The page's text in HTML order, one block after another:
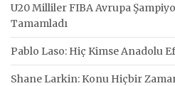
U20 Milliler FIBA Avrupa
Tamamladı
Pablo Laso: Hiç Kimse Anadolu
Shane Larkin: Konu Hiçbir